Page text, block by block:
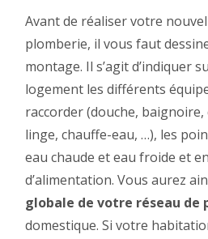
Avant de réaliser votre
plomberie, il vous faut
montage. Il s’agit d’indiquer
logement les différents
raccorder (douche, baignoire,
linge, chauffe-eau, …), les
eau chaude et eau froide et
d’alimentation. Vous aurez
globale de votre réseau de
domestique. Si votre